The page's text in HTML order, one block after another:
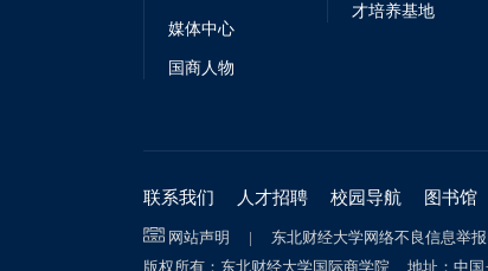
媒体中心
国商人物
才培养基地
联系我们 人才招聘 校园导航 图书馆
网站声明 | 东北财经大学网络不良信息举报
版权所有：东北财经大学国际商学院 地址：中国